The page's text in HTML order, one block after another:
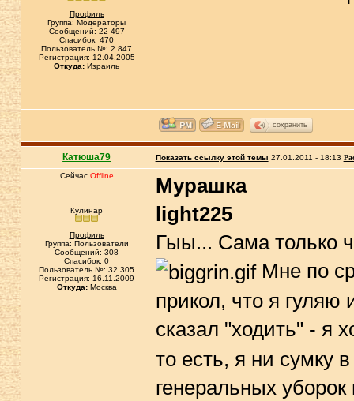
Профиль
Группа: Модераторы
Сообщений: 22 497
Спасибок: 470
Пользователь №: 2 847
Регистрация: 12.04.2005
Откуда: Израиль
сохранить
Катюша79 Показать ссылку этой темы 27.01.2011 - 18:13
Сейчас Offline
Кулинар
Профиль
Группа: Пользователи
Сообщений: 308
Спасибок: 0
Пользователь №: 32 305
Регистрация: 16.11.2009
Откуда:Москва
Мурашка
light225
Гыы... Сама только
Мне по
прикол, что я гуляю
сказал "ходить" - я
то есть, я ни сумку
генеральных